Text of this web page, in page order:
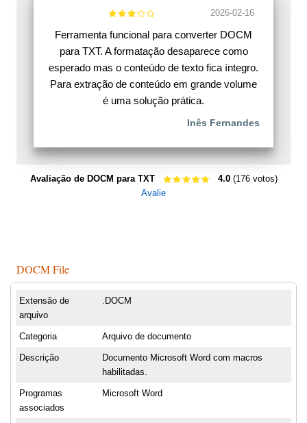
2026-02-16
Ferramenta funcional para converter DOCM
para TXT. A formatação desaparece como
esperado mas o conteúdo de texto fica íntegro.
Para extração de conteúdo em grande volume
é uma solução prática.
Inês Fernandes
Avaliação de DOCM para TXT 4.0(176 votos)
Avalie
DOCM File
Extensão de
arquivo
.DOCM
Categoria Arquivo de documento
Descrição
Documento Microsoft Word com macros
habilitadas.
Programas
associados
Microsoft Word